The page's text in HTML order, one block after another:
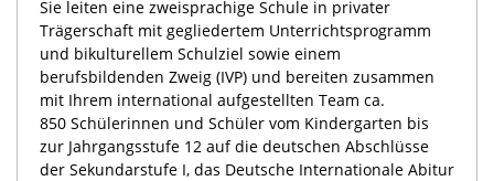
Sie leiten eine zweisprachige Schule in privater
Trägerschaft mit gegliedertem Unterrichtsprogramm
und bikulturellem Schulziel sowie einem
berufsbildenden Zweig (IVP) und bereiten zusammen
mit Ihrem international aufgestellten Team ca.
850 Schülerinnen und Schüler vom Kindergarten bis
zur Jahrgangsstufe 12 auf die deutschen Abschlüsse
der Sekundarstufe I, das Deutsche Internationale Abitur